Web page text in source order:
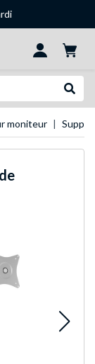
moniteur